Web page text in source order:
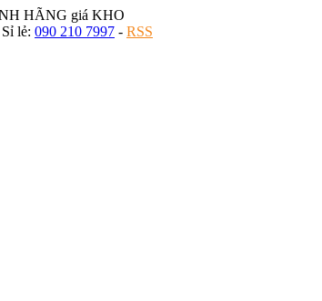
HÃNG giá KHO
lẻ: 090 210 7997 - RSS